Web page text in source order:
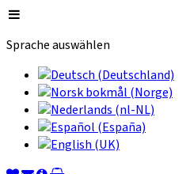
Sprache auswählen